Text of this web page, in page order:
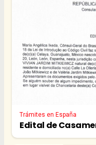
Trámites en España
Edital de